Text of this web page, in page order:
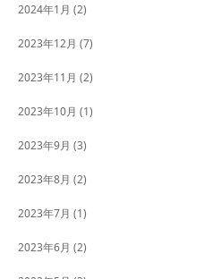
2024年1月 (2)
2023年12月 (7)
2023年11月 (2)
2023年10月 (1)
2023年9月 (3)
2023年8月 (2)
2023年7月 (1)
2023年6月 (2)